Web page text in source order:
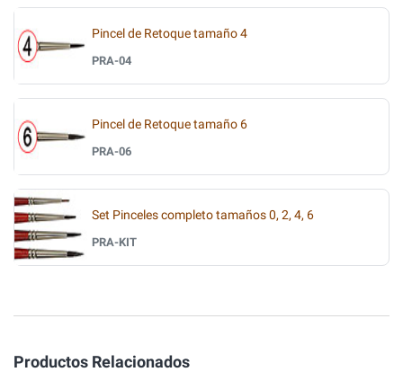
Pincel de Retoque tamaño 4
PRA-04
Pincel de Retoque tamaño 6
PRA-06
Set Pinceles completo tamaños 0, 2, 4, 6
PRA-KIT
Productos Relacionados